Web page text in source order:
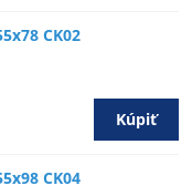
CK02
Kúpiť
CK04